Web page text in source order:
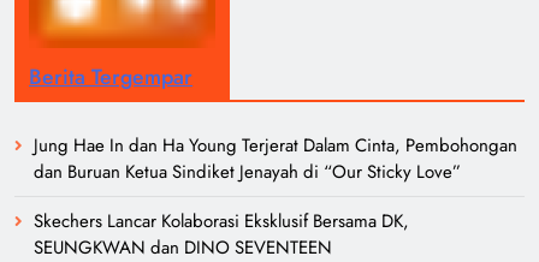
Berita Tergempar
Jung Hae In dan Ha Young Terjerat Dalam Cinta, Pembohongan
dan Buruan Ketua Sindiket Jenayah di “Our Sticky Love”
Skechers Lancar Kolaborasi Eksklusif Bersama DK,
SEUNGKWAN dan DINO SEVENTEEN